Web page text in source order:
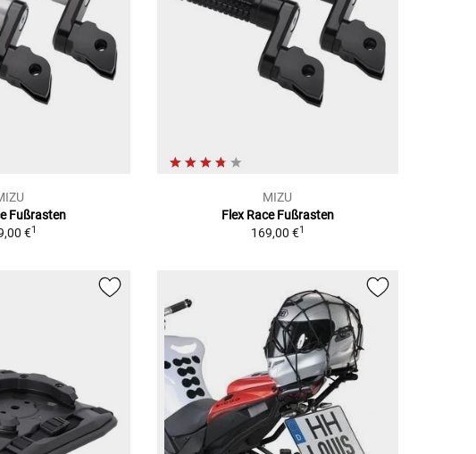
Fußrasten
€1
MIZU
Flex Race Fußrasten
169,00 €1